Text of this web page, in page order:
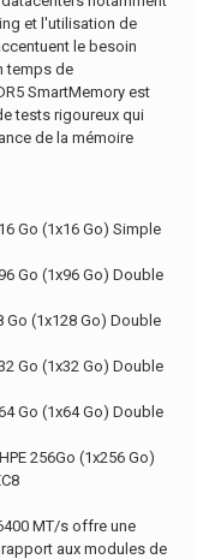
et l'utilisation de
le besoin
temps de
SmartMemory est
tests rigoureux qui
de la mémoire
Go (1x16 Go) Simple
Go (1x96 Go) Double
Go (1x128 Go) Double
Go (1x32 Go) Double
Go (1x64 Go) Double
256Go (1x256 Go)
MT/s offre une
aux modules de